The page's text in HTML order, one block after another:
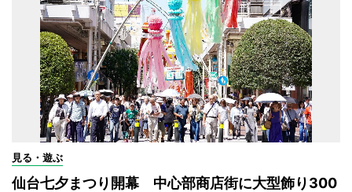
見る・遊ぶ
仙台七夕まつり開幕 中心部商店街に大型飾り300